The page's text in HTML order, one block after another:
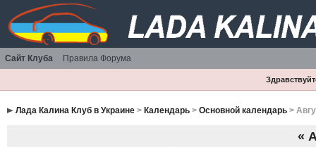
Сайт Клуба Правила Форума
Лада Калина Клуб в Украине> Календарь> Основной календарь>
«